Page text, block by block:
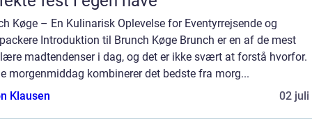
Køge – En Kulinarisk Oplevelse for Eventyrrejsende og
Introduktion til Brunch Køge Brunch er en af de mest
madtendenser i dag, og det er ikke svært at forstå hvorfor.
morgenmiddag kombinerer det bedste fra morg...
Klausen
02 juli